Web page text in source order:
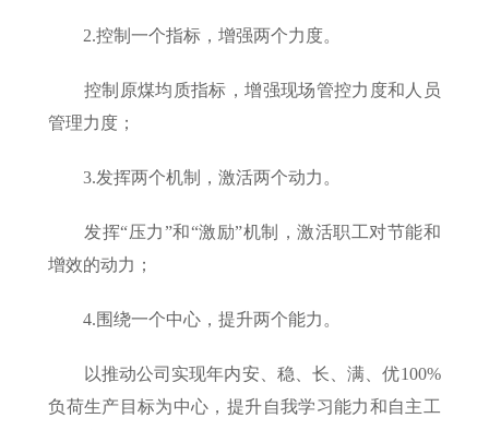
2.控制一个指标，增强两个力度。
控制原煤均质指标，增强现场管控力度和人员
管理力度；
3.发挥两个机制，激活两个动力。
发挥“压力”和“激励”机制，激活职工对节能和
增效的动力；
4.围绕一个中心，提升两个能力。
以推动公司实现年内安、稳、长、满、优100%
负荷生产目标为中心，提升自我学习能力和自主工